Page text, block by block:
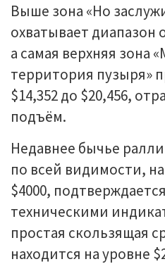
Выше зона «Но
охватывает диапазон
а самая верхняя зона
территория пузыря»
$14,352 до $20,456,
подъём.
Недавнее бычье
по всей видимости,
$4000,
техническими
простая скользящая
находится на уровне